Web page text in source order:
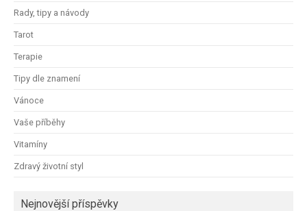
Rady, tipy a návody
Tarot
Terapie
Tipy dle znamení
Vánoce
Vaše příběhy
Vitamíny
Zdravý životní styl
Nejnovější příspěvky